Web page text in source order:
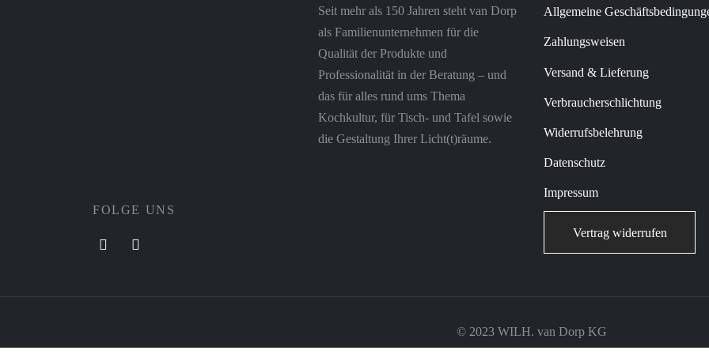
FOLGE UNS
Seit mehr als 150 Jahren steht van Dorp
als Familienunternehmen für die
Qualität der Produkte und
Professionalität in der Beratung – und
das für alles rund ums Thema
Kochkultur, für Tisch- und Tafel sowie
die Gestaltung Ihrer Licht(t)räume.
Allgemeine
Zahlungsweisen
Versand & Lieferung
Verbraucherschlichtung
Widerrufsbelehrung
Datenschutz
Impressum
Vertrag widerrufen
© 2023 WILH. van Dorp KG